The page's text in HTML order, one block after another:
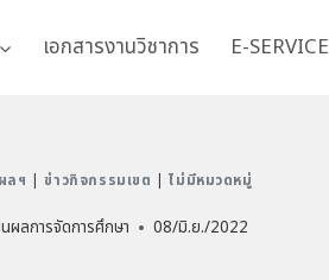
เอกสารงานวิชาการ E-SERVICE
ลฯ ข่าวกิจกรรมเขต |ไม่มีหมวดหมู่
ผลการจัดการศึกษา 08/มิ.ย./2022